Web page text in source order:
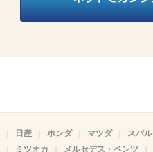
日産 ホンダ マツダ スバル
ミツオカ メルセデス・ベンツ